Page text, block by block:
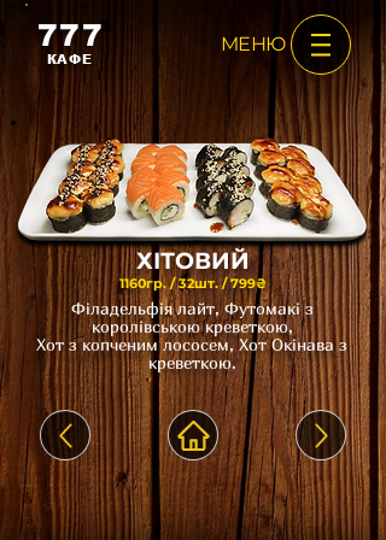
777
КАФЕ
МЕНЮ
ХІТОВИЙ
1160гр. / 32шт. / 799₴
Філадельфія лайт, Футомакі з
королівською креветкою,
Хот з копченим лососем, Хот Окінава з
креветкою.